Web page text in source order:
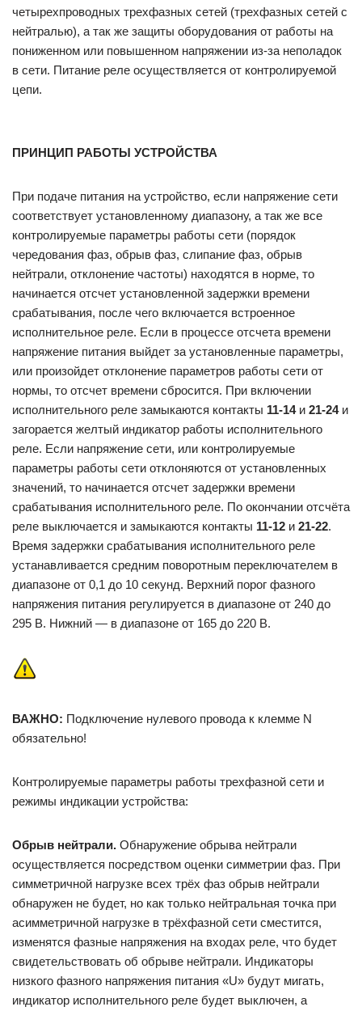
четырехпроводных трехфазных сетей (трехфазных сетей с
нейтралью), а так же защиты оборудования от работы на
пониженном или повышенном напряжении из-за неполадок
в сети. Питание реле осуществляется от контролируемой
цепи.
ПРИНЦИП РАБОТЫ УСТРОЙСТВА
При подаче питания на устройство, если напряжение сети
соответствует установленному диапазону, а так же все
контролируемые параметры работы сети (порядок
чередования фаз, обрыв фаз, слипание фаз, обрыв
нейтрали, отклонение частоты) находятся в норме, то
начинается отсчет установленной задержки времени
срабатывания, после чего включается встроенное
исполнительное реле. Если в процессе отсчета времени
напряжение питания выйдет за установленные параметры,
или произойдет отклонение параметров работы сети от
нормы, то отсчет времени сбросится. При включении
исполнительного реле замыкаются контакты 11-14и 21-24и
загорается желтый индикатор работы исполнительного
реле. Если напряжение сети, или контролируемые
параметры работы сети отклоняются от установленных
значений, то начинается отсчет задержки времени
срабатывания исполнительного реле. По окончании отсчёта
реле выключается и замыкаются контакты 11-12 и 21-22.
Время задержки срабатывания исполнительного реле
устанавливается средним поворотным переключателем в
диапазоне от 0,1 до 10 секунд. Верхний порог фазного
напряжения питания регулируется в диапазоне от 240 до
295 В. Нижний — в диапазоне от 165 до 220 В.
ВАЖНО: Подключение нулевого провода к клемме N
обязательно!
Контролируемые параметры работы трехфазной сети и
режимы индикации устройства:
Обрыв нейтрали. Обнаружение обрыва нейтрали
осуществляется посредством оценки симметрии фаз. При
симметричной нагрузке всех трёх фаз обрыв нейтрали
обнаружен не будет, но как только нейтральная точка при
асимметричной нагрузке в трёхфазной сети сместится,
изменятся фазные напряжения на входах реле, что будет
свидетельствовать об обрыве нейтрали. Индикаторы
низкого фазного напряжения питания «U» будут мигать,
индикатор исполнительного реле будет выключен, а